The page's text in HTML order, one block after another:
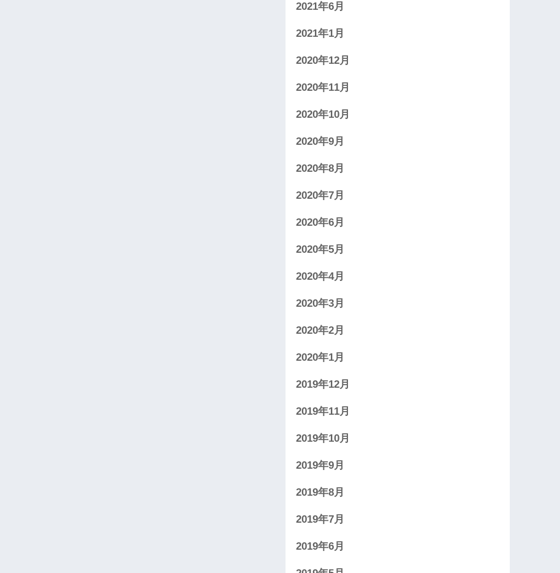
2021年6月
2021年1月
2020年12月
2020年11月
2020年10月
2020年9月
2020年8月
2020年7月
2020年6月
2020年5月
2020年4月
2020年3月
2020年2月
2020年1月
2019年12月
2019年11月
2019年10月
2019年9月
2019年8月
2019年7月
2019年6月